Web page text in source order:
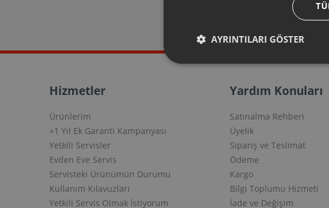
olduğunuz ürününüzün
garantisini +1 yıl daha
Hizmetler
Ürünlerim
+1 Yıl Ek Garanti Kampanyası
Yetkili Servisler
Evden Eve Servis
Servisteki Ürünümün Durumu
Kullanım Kılavuzları
Yetkili Servis Olmak İstiyorum
Yardım Konuları
Satınalma Rehberi
Üyelik
Sipariş ve Teslimat
Ödeme
Kargo
Bilgi Toplumu Hizmeti
İade ve Değişim
AYRINTILARI GÖSTER